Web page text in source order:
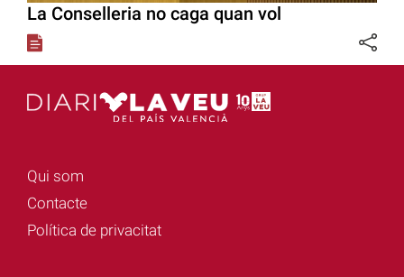
La Conselleria no caga quan vol
Qui som
Contacte
Política de privacitat